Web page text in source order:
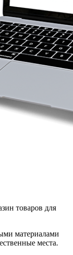
товаров для
материалами
места.